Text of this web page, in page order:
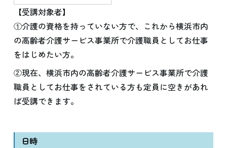
【受講対象者】
①介護の資格を持っていない方で、これから横浜市内
の高齢者介護サービス事業所で介護職員としてお仕事
をはじめたい方。
②現在、横浜市内の高齢者介護サービス事業所で介護
職員としてお仕事をされている方も定員に空きがあれ
ば受講できます。
日時